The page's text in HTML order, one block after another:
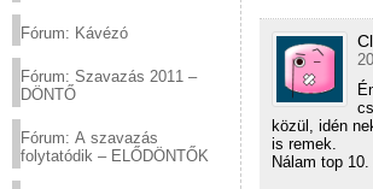
Fórum: Kávézó
Fórum: Szavazás 2011 –
DÖNTŐ
Fórum: A szavazás
folytatódik – ELŐDÖNTŐK
közül, idén
is remek.
Nálam top